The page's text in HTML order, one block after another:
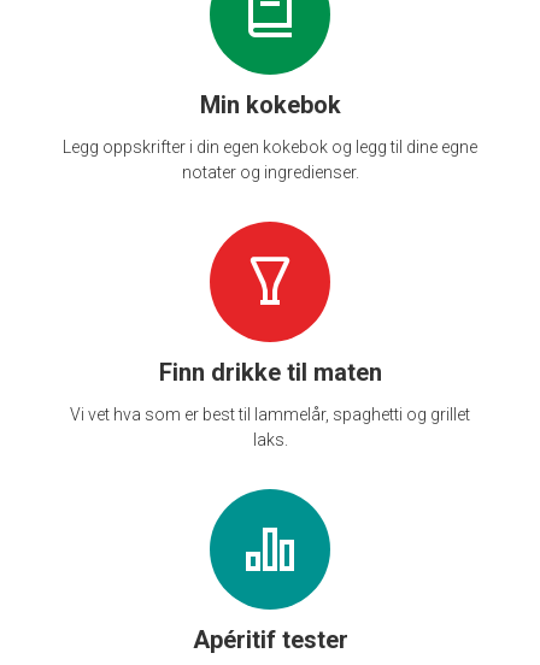
Min kokebok
Legg oppskrifter i din egen kokebok og legg til dine egne
notater og ingredienser.
Finn drikke til maten
Vi vet hva som er best til lammelår, spaghetti og grillet
laks.
Apéritif tester